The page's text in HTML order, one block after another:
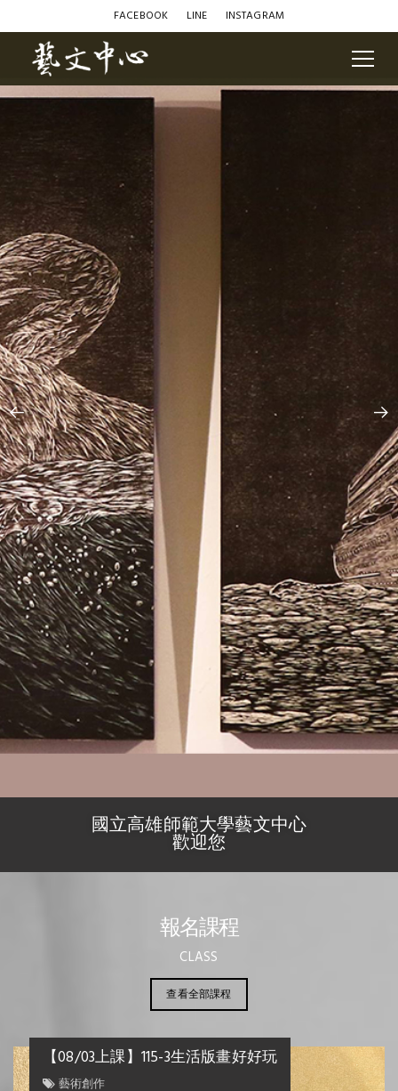
FACEBOOK LINE INSTAGRAM
國立高雄師範大學藝文中心
歡迎您
報名課程
CLASS
查看全部課程
18上課】掐絲琺瑯工藝(兩日全天班)
創作
【08/
藝術